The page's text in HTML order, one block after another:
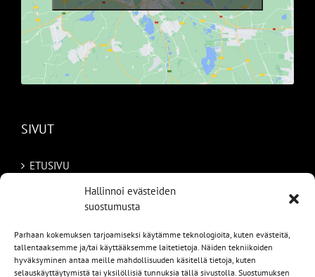
Hallinnoi evästeiden
suostumusta
Parhaan kokemuksen tarjoamiseksi käytämme teknologioita, kuten evästeitä,
tallentaaksemme ja/tai käyttääksemme laitetietoja. Näiden tekniikoiden
hyväksyminen antaa meille mahdollisuuden käsitellä tietoja, kuten
selauskäyttäytymistä tai yksilöllisiä tunnuksia tällä sivustolla. Suostumuksen
SIVUT
ETUSIVU
TILAA AUTO RUOTSISTA